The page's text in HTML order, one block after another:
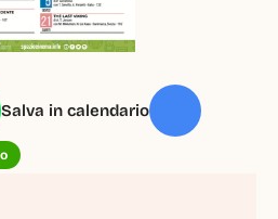
Salva in calendario